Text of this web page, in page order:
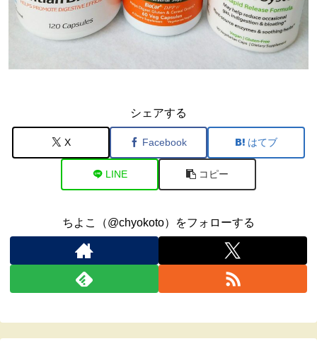
シェアする
X Facebook はてブ
LINE コピー
ちよこ（@chyokoto）をフォローする